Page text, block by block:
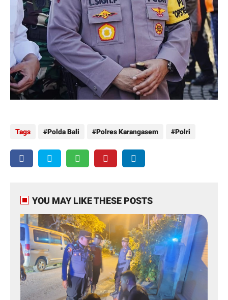
Tags Polda Bali Polres Karangasem Polri
YOU MAY LIKE THESE POSTS